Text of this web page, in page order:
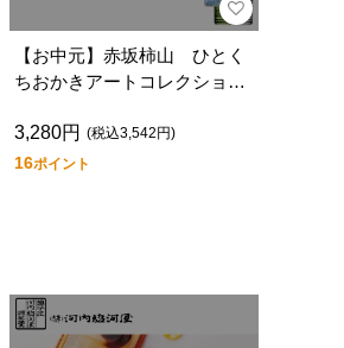
【お中元】赤坂柿山 ひとく
ちおかきアートコレクショ
3,280円 (税込3,542円)
16ポイント